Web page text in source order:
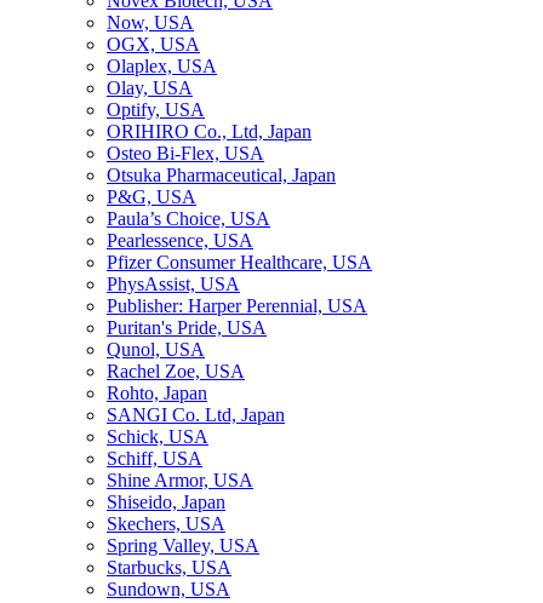
Now, USA
OGX, USA
Olaplex, USA
Olay, USA
Optify, USA
ORIHIRO Co., Ltd, Japan
Osteo Bi-Flex, USA
Otsuka Pharmaceutical, Japan
P&G, USA
Paula’s Choice, USA
Pearlessence, USA
Pfizer Consumer Healthcare, USA
PhysAssist, USA
Publisher: Harper Perennial, USA
Puritan's Pride, USA
Qunol, USA
Rachel Zoe, USA
Rohto, Japan
SANGI Co. Ltd, Japan
Schick, USA
Schiff, USA
Shine Armor, USA
Shiseido, Japan
Skechers, USA
Spring Valley, USA
Starbucks, USA
Sundown, USA